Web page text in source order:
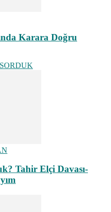
Karara Doğru
Tahir Elçi Davası-